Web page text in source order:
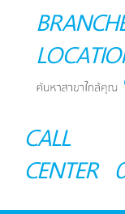
CALL
CENTER